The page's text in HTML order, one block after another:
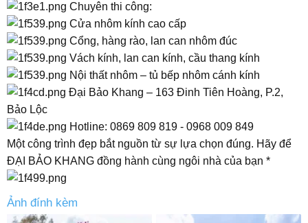
Chuyên thi công:
Cửa nhôm kính cao cấp
Cổng, hàng rào, lan can nhôm đúc
Vách kính, lan can kính, cầu thang kính
Nội thất nhôm – tủ bếp nhôm cánh kính
Đại Bảo Khang – 163 Đinh Tiên Hoàng, P.2,
Bảo Lộc
Hotline: 0869 809 819 - 0968 009 849
Một công trình đẹp bắt nguồn từ sự lựa chọn đúng. Hãy để
ĐẠI BẢO KHANG đồng hành cùng ngôi nhà của bạn *
Ảnh đính kèm